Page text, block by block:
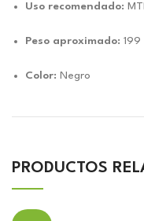
Uso recomendado:
Peso aproximado: 199
Color: Negro
PRODUCTOS